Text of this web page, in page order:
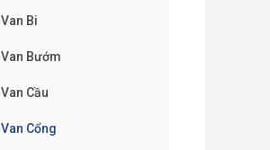
Van Bi
Van Bướm
Van Cầu
Van Cổng